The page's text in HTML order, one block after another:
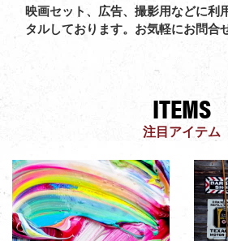
映画セット、広告、撮影用などに利
タルしております。お気軽にお問合
ITEMS
注目アイテム